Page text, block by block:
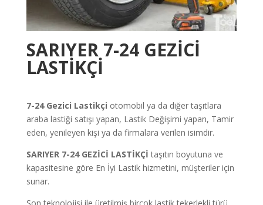
SARIYER 7-24 GEZİCİ
LASTİKÇİ
7-24 Gezici Lastikçi otomobil ya da diğer taşıtlara
araba lastiği satışı yapan, Lastik Değişimi yapan, Tamir
eden, yenileyen kişi ya da firmalara verilen isimdir.
SARIYER 7-24 GEZİCİ LASTİKÇİtaşıtın boyutuna ve
kapasitesine göre En İyi Lastik hizmetini, müşteriler için
sunar.